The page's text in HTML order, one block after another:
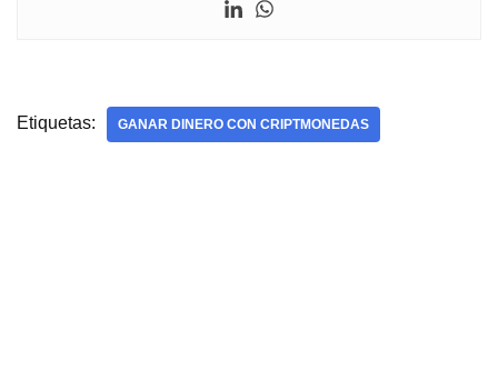
Etiquetas: GANAR DINERO CON CRIPTMONEDAS